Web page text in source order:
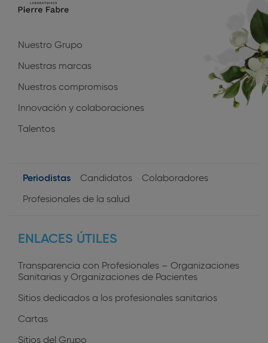
navigation
Nuestro Grupo
Nuestras marcas
Nuestros compromisos
Innovación y colaboraciones
Talentos
User
Periodistas Candidatos Colaboradores
Profesionales de la salud
ENLACES ÚTILES
Transparencia con Profesionales – Organizaciones
Sanitarias y Organizaciones de Pacientes
Sitios dedicados a los profesionales sanitarios
Cartas
Sitios del Grupo